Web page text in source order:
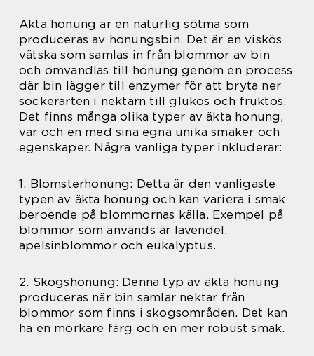
Äkta honung är en naturlig sötma som
produceras av honungsbin. Det är en viskös
vätska som samlas in från blommor av bin
och omvandlas till honung genom en process
där bin lägger till enzymer för att bryta ner
sockerarten i nektarn till glukos och fruktos.
Det finns många olika typer av äkta honung,
var och en med sina egna unika smaker och
egenskaper. Några vanliga typer inkluderar:
1. Blomsterhonung: Detta är den vanligaste
typen av äkta honung och kan variera i smak
beroende på blommornas källa. Exempel på
blommor som används är lavendel,
apelsinblommor och eukalyptus.
2. Skogshonung: Denna typ av äkta honung
produceras när bin samlar nektar från
blommor som finns i skogsområden. Det kan
ha en mörkare färg och en mer robust smak.